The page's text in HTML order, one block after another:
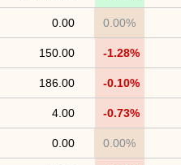
0.00%
0.00
-1.28%
150.00
-0.10%
186.00
-0.73%
4.00
0.00%
0.00